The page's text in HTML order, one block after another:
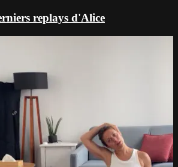
replays d'Alice